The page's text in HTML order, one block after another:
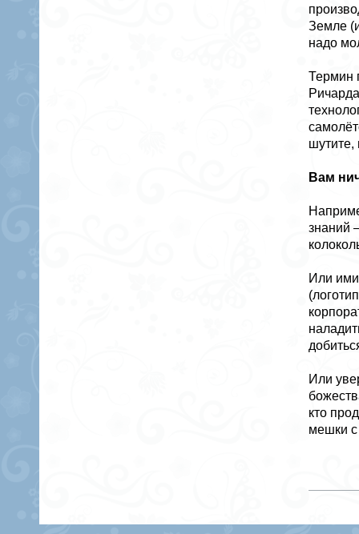
Земле
надо
Термин
Вам
знаний
Или
Или
кто
мешки